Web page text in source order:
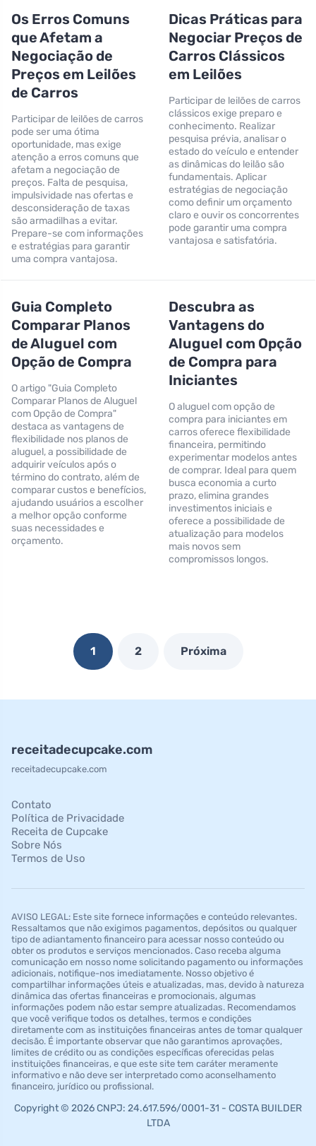
Os Erros Comuns
que Afetam a
Negociação de
Preços em Leilões
de Carros
Participar de leilões de carros
pode ser uma ótima
oportunidade, mas exige
atenção a erros comuns que
afetam a negociação de
preços. Falta de pesquisa,
impulsividade nas ofertas e
desconsideração de taxas
são armadilhas a evitar.
Prepare-se com informações
e estratégias para garantir
uma compra vantajosa.
Dicas Práticas para
Negociar Preços de
Carros Clássicos
em Leilões
Participar de leilões de carros
clássicos exige preparo e
conhecimento. Realizar
pesquisa prévia, analisar o
estado do veículo e entender
as dinâmicas do leilão são
fundamentais. Aplicar
estratégias de negociação
como definir um orçamento
claro e ouvir os concorrentes
pode garantir uma compra
vantajosa e satisfatória.
Guia Completo
Comparar Planos
de Aluguel com
Opção de Compra
O artigo "Guia Completo
Comparar Planos de Aluguel
com Opção de Compra"
destaca as vantagens de
flexibilidade nos planos de
aluguel, a possibilidade de
adquirir veículos após o
término do contrato, além de
comparar custos e benefícios,
ajudando usuários a escolher
a melhor opção conforme
suas necessidades e
orçamento.
Descubra as
Vantagens do
Aluguel com Opção
de Compra para
Iniciantes
O aluguel com opção de
compra para iniciantes em
carros oferece flexibilidade
financeira, permitindo
experimentar modelos antes
de comprar. Ideal para quem
busca economia a curto
prazo, elimina grandes
investimentos iniciais e
oferece a possibilidade de
atualização para modelos
mais novos sem
compromissos longos.
1 2 Próxima
receitadecupcake.com
receitadecupcake.com
Contato
Política de Privacidade
Receita de Cupcake
Sobre Nós
Termos de Uso
AVISO LEGAL: Este site fornece informações e conteúdo relevantes.
Ressaltamos que não exigimos pagamentos, depósitos ou qualquer
tipo de adiantamento financeiro para acessar nosso conteúdo ou
obter os produtos e serviços mencionados. Caso receba alguma
comunicação em nosso nome solicitando pagamento ou informações
adicionais, notifique-nos imediatamente. Nosso objetivo é
compartilhar informações úteis e atualizadas, mas, devido à natureza
dinâmica das ofertas financeiras e promocionais, algumas
informações podem não estar sempre atualizadas. Recomendamos
que você verifique todos os detalhes, termos e condições
diretamente com as instituições financeiras antes de tomar qualquer
decisão. É importante observar que não garantimos aprovações,
limites de crédito ou as condições específicas oferecidas pelas
instituições financeiras, e que este site tem caráter meramente
informativo e não deve ser interpretado como aconselhamento
financeiro, jurídico ou profissional.
Copyright © 2026 CNPJ: 24.617.596/0001-31 - COSTA BUILDER
LTDA